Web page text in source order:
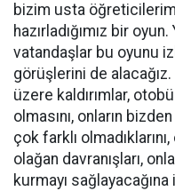
bizim usta
hazırladığımız bir
vatandaşlar bu oyunu
görüşlerini de
üzere kaldırımlar,
olmasını, onların
çok farklı
olağan davranışları,
kurmayı